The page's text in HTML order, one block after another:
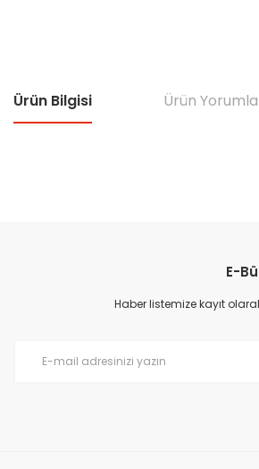
Ürün Bilgisi Ürün
Ürün resmi kalitesiz, bozuk veya
Ürün açıklamasında eksik bilgiler
E-
Haber listemize kayıt